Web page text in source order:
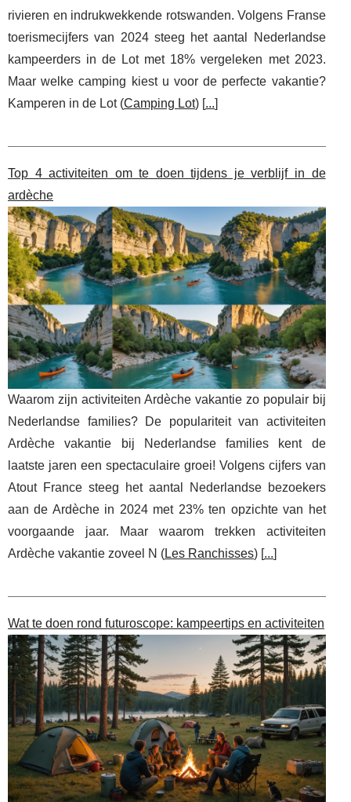
rivieren en indrukwekkende rotswanden. Volgens Franse
toerismecijfers van 2024 steeg het aantal Nederlandse
kampeerders in de Lot met 18% vergeleken met 2023.
Maar welke camping kiest u voor de perfecte vakantie?
Kamperen in de Lot (Camping Lot) [...]
Top 4 activiteiten om te doen tijdens je verblijf in de
ardèche
Waarom zijn activiteiten Ardèche vakantie zo populair bij
Nederlandse families? De populariteit van activiteiten
Ardèche vakantie bij Nederlandse families kent de
laatste jaren een spectaculaire groei! Volgens cijfers van
Atout France steeg het aantal Nederlandse bezoekers
aan de Ardèche in 2024 met 23% ten opzichte van het
voorgaande jaar. Maar waarom trekken activiteiten
Ardèche vakantie zoveel N (Les Ranchisses) [...]
Wat te doen rond futuroscope: kampeertips en activiteiten